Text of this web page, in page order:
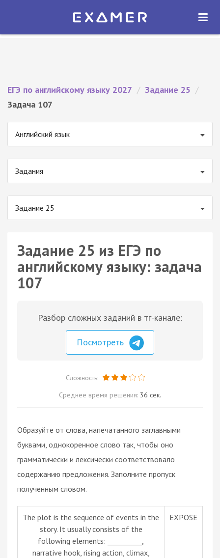
Экзамер — ЕГЭ 2027
ОТКРЫТЬ
ЕГЭ по английскому языку 2027 / Задание 25 /
Задача 107
Английский язык
Задания
Задание 25
Задание 25 из ЕГЭ по
английскому языку: задача
107
Разбор сложных заданий в тг-канале:
Посмотреть
Сложность:
Среднее время решения: 36 сек.
Образуйте от слова, напечатанного заглавными
буквами, однокоренное слово так, чтобы оно
грамматически и лексически соответствовало
содержанию предложения. Заполните пропуск
полученным словом.
The plot is the sequence of events in the
story. It usually consists of the
following elements: __________,
narrative hook, rising action, climax,
EXPOSE